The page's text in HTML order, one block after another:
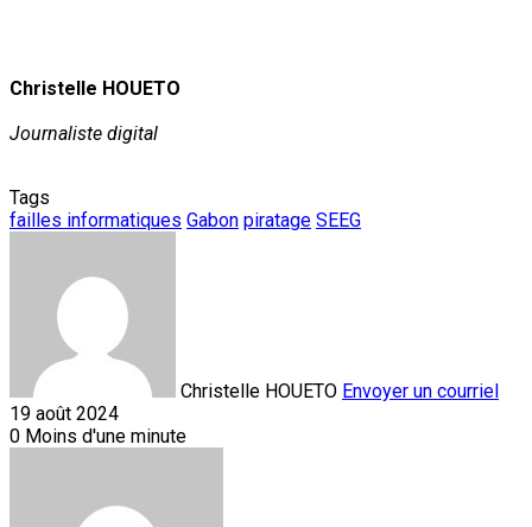
Christelle HOUETO
Journaliste digital
Tags
failles informatiques Gabon piratage SEEG
Christelle HOUETO Envoyer un courriel
19 août 2024
0 Moins d'une minute